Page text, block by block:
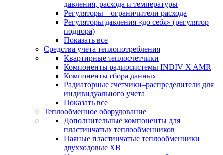
давления, расхода и температуры
Регуляторы – ограничители расхода
Регуляторы давления «до себя» (регулятор
подпора)
Показать все
Средства учета теплопотребления
Квартирные теплосчетчики
Компоненты радиосистемы INDIV X AMR
Компоненты сбора данных
Радиаторные счетчики–распределители для
индивидуального учета
Показать все
Теплообменное оборудование
Дополнительные компоненты для
пластинчатых теплообменников
Паяные пластинчатые теплообменники
двухходовые XB